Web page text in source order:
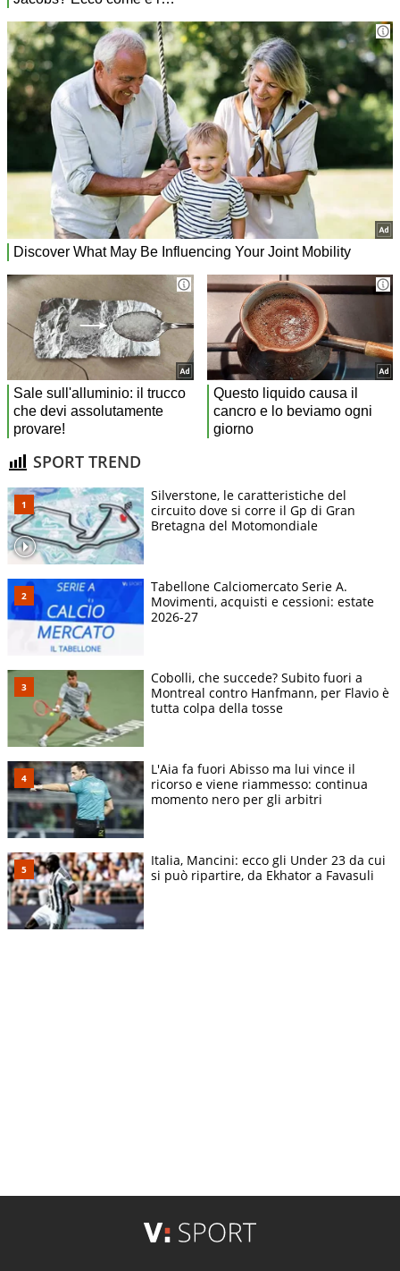
SPORT TREND
Silverstone, le caratteristiche del
circuito dove si corre il Gp di Gran
Bretagna del Motomondiale
Tabellone Calciomercato Serie A.
Movimenti, acquisti e cessioni: estate
2026-27
Cobolli, che succede? Subito fuori a
Montreal contro Hanfmann, per Flavio è
tutta colpa della tosse
L'Aia fa fuori Abisso ma lui vince il
ricorso e viene riammesso: continua
momento nero per gli arbitri
Italia, Mancini: ecco gli Under 23 da cui
si può ripartire, da Ekhator a Favasuli